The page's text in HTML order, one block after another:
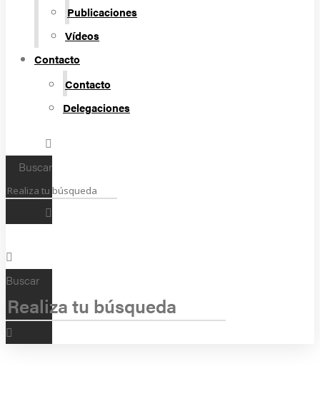
Publicaciones
Vídeos
Contacto
Contacto
Delegaciones
Buscar
Buscar